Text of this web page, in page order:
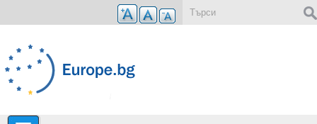
Премини към основното съдържание